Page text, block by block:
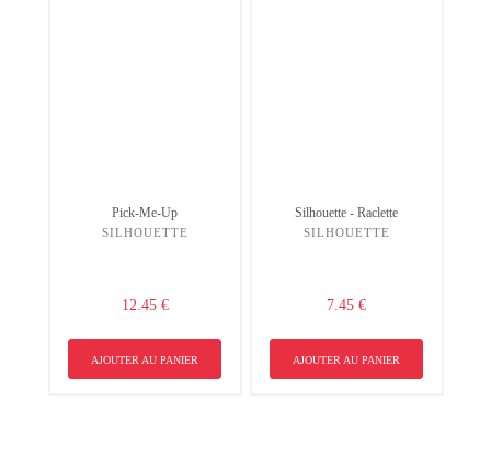
Pick-Me-Up
SILHOUETTE
12.45 €
AJOUTER AU PANIER
Silhouette - Raclette
SILHOUETTE
7.45 €
AJOUTER AU PANIER